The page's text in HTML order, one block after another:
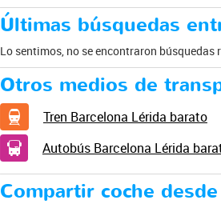
Últimas búsquedas
Lo sentimos, no se encontraron
Otros medios de
Tren Barcelona Lérida barato
Autobús Barcelona Lérida
Compartir coche